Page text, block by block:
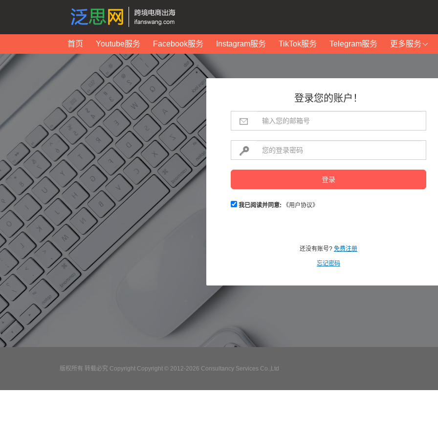
首页 Youtube服务 Facebook服务 Instagram服务 TikTok服务 Telegram服务 更多服务
登录您的账户！
登录
我已阅读并同意: 《用户协议》
还没有账号? 免费注册
忘记密码
版权所有 转载必究 Copyright Copyright © 2012-2026 Consultancy Services Co.,Ltd